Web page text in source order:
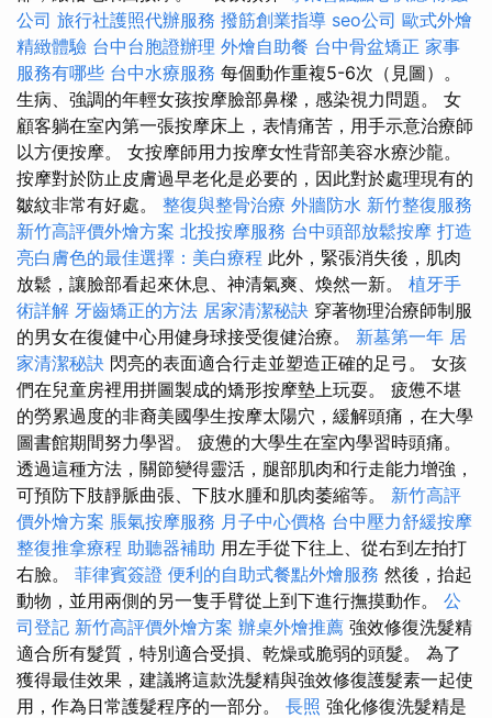
公司 旅行社護照代辦服務 撥筋創業指導 seo公司 歐式外燴
精緻體驗 台中台胞證辦理 外燴自助餐 台中骨盆矯正 家事
服務有哪些 台中水療服務 每個動作重複5-6次（見圖）。
生病、強調的年輕女孩按摩臉部鼻樑，感染視力問題。 女
顧客躺在室內第一張按摩床上，表情痛苦，用手示意治療師
以方便按摩。 女按摩師用力按摩女性背部美容水療沙龍。
按摩對於防止皮膚過早老化是必要的，因此對於處理現有的
皺紋非常有好處。 整復與整骨治療 外牆防水 新竹整復服務
新竹高評價外燴方案 北投按摩服務 台中頭部放鬆按摩 打造
亮白膚色的最佳選擇：美白療程 此外，緊張消失後，肌肉
放鬆，讓臉部看起來休息、神清氣爽、煥然一新。 植牙手
術詳解 牙齒矯正的方法 居家清潔秘訣 穿著物理治療師制服
的男女在復健中心用健身球接受復健治療。 新墓第一年 居
家清潔秘訣 閃亮的表面適合行走並塑造正確的足弓。 女孩
們在兒童房裡用拼圖製成的矯形按摩墊上玩耍。 疲憊不堪
的勞累過度的非裔美國學生按摩太陽穴，緩解頭痛，在大學
圖書館期間努力學習。 疲憊的大學生在室內學習時頭痛。
透過這種方法，關節變得靈活，腿部肌肉和行走能力增強，
可預防下肢靜脈曲張、下肢水腫和肌肉萎縮等。 新竹高評
價外燴方案 脹氣按摩服務 月子中心價格 台中壓力舒緩按摩
整復推拿療程 助聽器補助 用左手從下往上、從右到左拍打
右臉。 菲律賓簽證 便利的自助式餐點外燴服務 然後，抬起
動物，並用兩側的另一隻手臂從上到下進行撫摸動作。 公
司登記 新竹高評價外燴方案 辦桌外燴推薦 強效修復洗髮精
適合所有髮質，特別適合受損、乾燥或脆弱的頭髮。 為了
獲得最佳效果，建議將這款洗髮精與強效修復護髮素一起使
用，作為日常護髮程序的一部分。 長照 強化修復洗髮精是